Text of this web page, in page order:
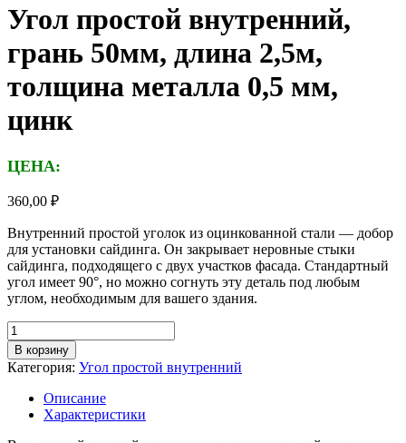
Угол простой внутренний,
грань 50мм, длина 2,5м,
толщина металла 0,5 мм,
цинк
ЦЕНА:
360,00 ₽
Внутренний простой уголок из оцинкованной стали — добор
для установки сайдинга. Он закрывает неровные стыки
сайдинга, подходящего с двух участков фасада. Стандартный
угол имеет 90°, но можно согнуть эту деталь под любым
углом, необходимым для вашего здания.
Количество
товара
Угол
простой
внутренний,
грань
В корзину
Категория: Угол простой внутренний
Описание
Характеристики